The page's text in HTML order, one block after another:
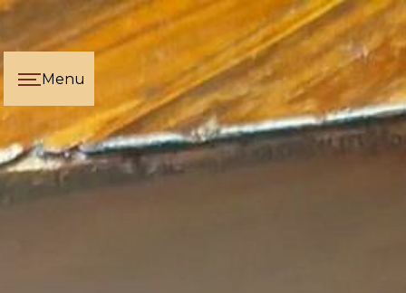
Panneau de gestion des cookies
Menu